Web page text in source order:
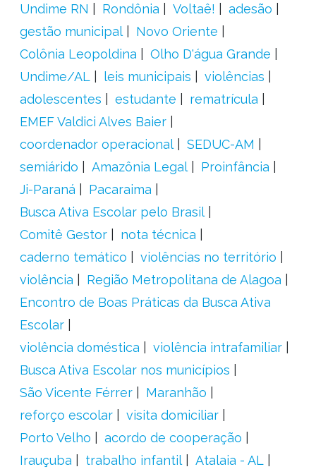
Undime RN
Rondônia Voltaê!
adesão
gestão municipal
Novo Oriente
Colônia Leopoldina
Olho D'água Grande
Undime/AL
leis municipais
violências
adolescentes
estudante
rematrícula
EMEF Valdici Alves Baier
coordenador operacional
SEDUC-AM
semiárido
Amazônia Legal
Proinfância
Ji-Paraná
Pacaraima
Busca Ativa Escolar pelo Brasil
Comitê Gestor
nota técnica
caderno temático
violências no território
violência
Região Metropolitana de Alagoa
Encontro de Boas Práticas da Busca Ativa
Escolar
violência doméstica
violência intrafamiliar
Busca Ativa Escolar nos municípios
São Vicente Férrer
Maranhão
reforço escolar
visita domiciliar
Porto Velho
acordo de cooperação
Irauçuba
trabalho infantil Atalaia - AL